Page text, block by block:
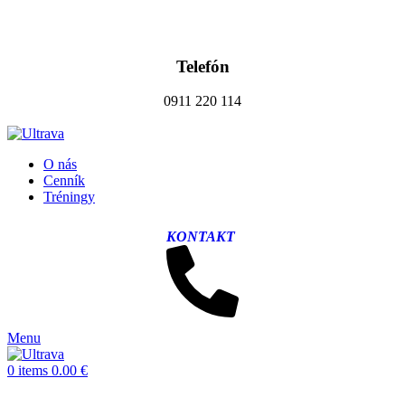
Telefón
0911 220 114
O nás
Cenník
Tréningy
KONTAKT
Menu
0 items 0.00 €